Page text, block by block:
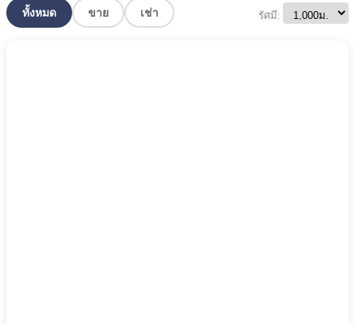
ทั้งหมด ขาย เช่า รัศมี: